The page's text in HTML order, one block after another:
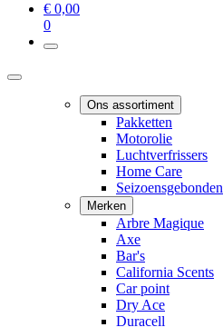
€ 0,00
0
Ons assortiment
Pakketten
Motorolie
Luchtverfrissers
Home Care
Seizoensgebonden
Merken
Arbre Magique
Axe
Bar's
California Scents
Car point
Dry Ace
Duracell